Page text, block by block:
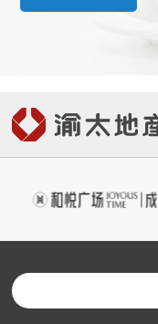
BD合作矩陣
 中文 EN JP
 登录您的帐户
創建我的帳戶